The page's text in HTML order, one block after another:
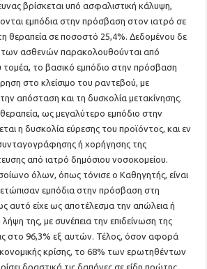
βρίσκεται υπό ασφαλιστική κάλυψη,
εμπόδια στην πρόσβαση στον ιατρό σε
θεραπεία σε ποσοστό 25,4%. Δεδομένου δε
ασθενών παρακολουθούνται από
τομέα, το βασικό εμπόδιο στην πρόσβαση
στο κλείσιμο του ραντεβού, με
απόσταση και τη δυσκολία μετακίνησης.
ως μεγαλύτερο εμπόδιο στην
η δυσκολία εύρεσης του προϊόντος, και εν
ή χορήγησης της
από ιατρό δημόσιου νοσοκομείου.
όλων, όπως τόνισε ο Καθηγητής, είναι
εμπόδια στην πρόσβαση στη
αυτό είχε ως αποτέλεσμα την απώλεια ή
της, με συνέπεια την επιδείνωση της
στο 96,3% εξ αυτών. Τέλος, όσον αφορά
κρίσης, το 68% των ερωτηθέντων